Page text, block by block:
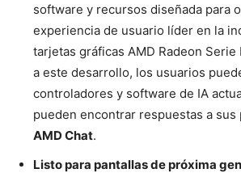
software y recursos diseñada para
experiencia de usuario líder en la
tarjetas gráficas AMD Radeon Serie
a este desarrollo, los usuarios
controladores y software de IA
pueden encontrar respuestas a sus
AMD Chat.
Listo para pantallas de próxima